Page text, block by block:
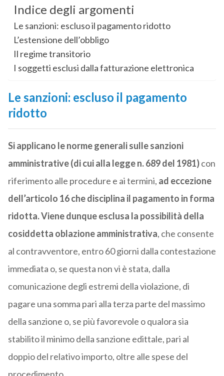
Indice degli argomenti
Le sanzioni: escluso il pagamento ridotto
L’estensione dell’obbligo
Il regime transitorio
I soggetti esclusi dalla fatturazione elettronica
Le sanzioni: escluso il pagamento
ridotto
Si applicano le norme generali sulle sanzioni
amministrative (di cui alla legge n. 689 del 1981)con
riferimento alle procedure e ai termini, ad eccezione
dell’articolo 16 che disciplina il pagamento in forma
ridotta. Viene dunque esclusa la possibilità della
cosiddetta oblazione amministrativa, che consente
al contravventore, entro 60 giorni dalla contestazione
immediata o, se questa non vi è stata, dalla
comunicazione degli estremi della violazione, di
pagare una somma pari alla terza parte del massimo
della sanzione o, se più favorevole o qualora sia
stabilito il minimo della sanzione edittale, pari al
doppio del relativo importo, oltre alle spese del